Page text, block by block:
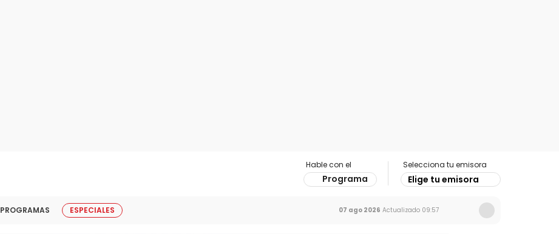
Hable con el
Programa
Selecciona tu emisora
Elige tu emisora
PROGRAMAS ESPECIALES 07 ago 2026 Actualizado 09:57